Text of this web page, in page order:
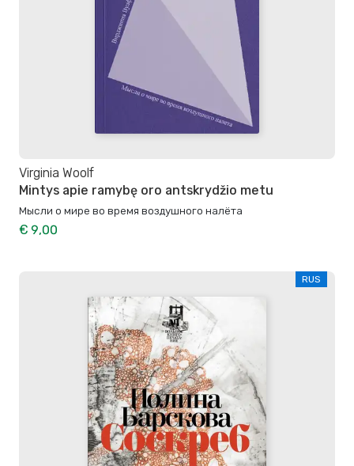
Virginia Woolf
Mintys apie ramybę oro antskrydžio metu
Мысли о мире во время воздушного налёта
€ 9,00
RUS